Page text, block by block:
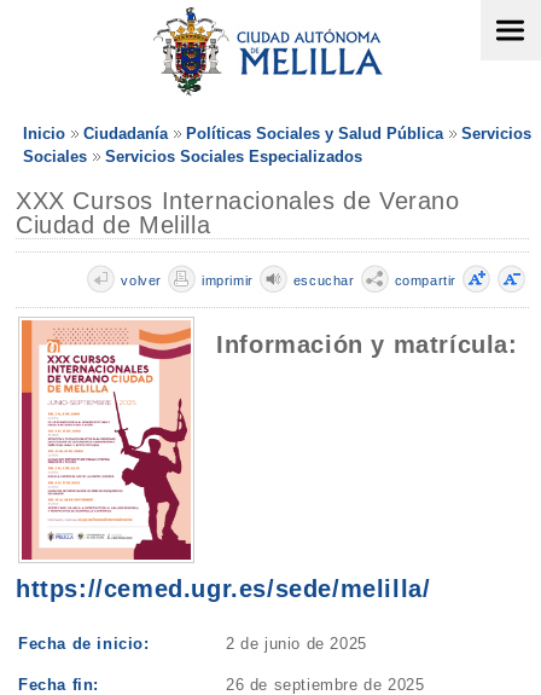
Inicio Ciudadanía Políticas Sociales y Salud Pública
Servicios
Sociales
Servicios Sociales Especializados
XXX Cursos Internacionales de Verano
Ciudad de Melilla
compartir
escuchar
imprimir
volver
Información y matrícula:
https://cemed.ugr.es/sede/melilla/
Fecha de inicio: 2 de junio de 2025
Fecha fin: 26 de septiembre de 2025